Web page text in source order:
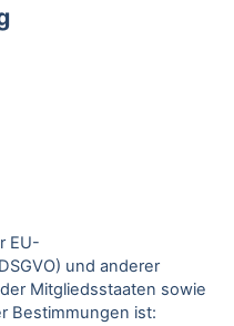
EU-
und anderer
Mitgliedsstaaten sowie
Bestimmungen ist: